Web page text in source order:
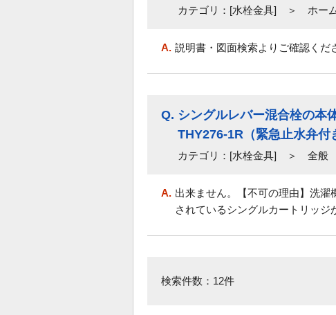
カテゴリ：[水栓金具] ＞ ホー
A. 説明書・図面検索よりご確認くだ
Q. シングルレバー混合栓の本
THY276-1R（緊急止水弁付
カテゴリ：[水栓金具] ＞ 全般
A. 出来ません。【不可の理由】洗
されているシングルカートリッジ
検索件数：12件